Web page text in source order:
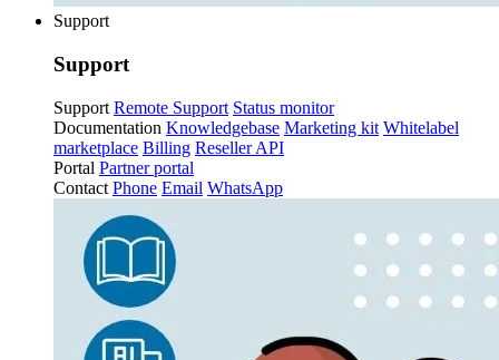
Support
Support
Support Remote Support Status monitor
Documentation Knowledgebase Marketing kit Whitelabel
marketplace Billing Reseller API
Portal Partner portal
Contact Phone Email WhatsApp